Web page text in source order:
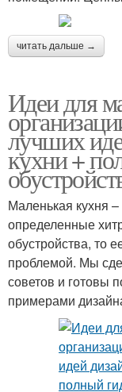
читать дальше →
Идеи для
лучших
кухни +
Маленькая кухня
определенные
обустройства, то
проблемой. Мы
советов и готовы
примерами